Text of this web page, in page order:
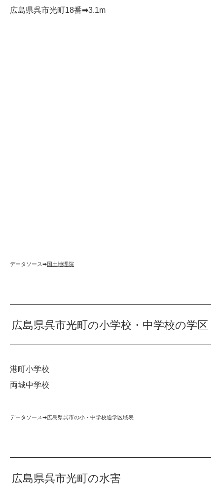
広島県呉市光町18番➡︎3.1m
データソース➡︎国土地理院
広島県呉市光町の小学校・中学校の学区
港町小学校
両城中学校
データソース➡︎広島県呉市の小・中学校通学区域表
広島県呉市光町の水害